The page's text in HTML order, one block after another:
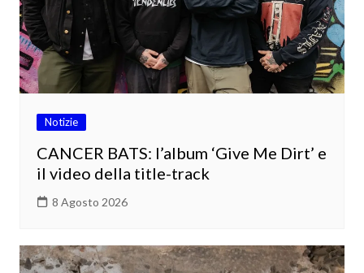
Notizie
CANCER BATS: l’album ‘Give Me Dirt’ e
il video della title-track
8 Agosto 2026